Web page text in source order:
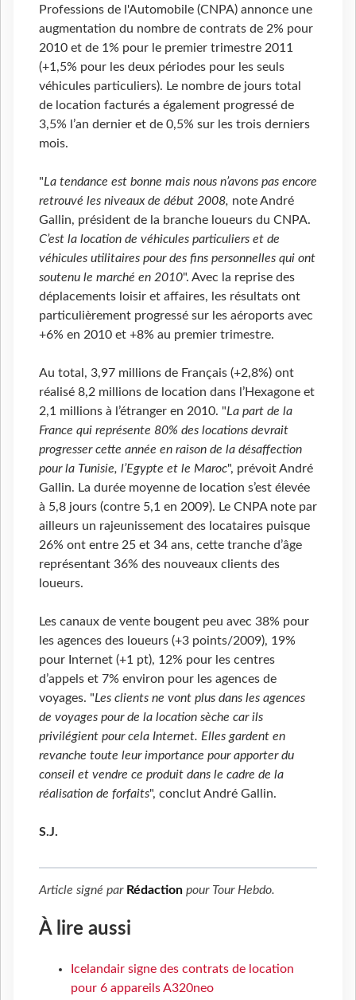
Professions de l'Automobile (CNPA) annonce une
augmentation du nombre de contrats de 2% pour
2010 et de 1% pour le premier trimestre 2011
(+1,5% pour les deux périodes pour les seuls
véhicules particuliers). Le nombre de jours total
de location facturés a également progressé de
3,5% l’an dernier et de 0,5% sur les trois derniers
mois.
"La tendance est bonne mais nous n’avons pas encore
retrouvé les niveaux de début 2008, note André
Gallin, président de la branche loueurs du CNPA.
C’est la location de véhicules particuliers et de
véhicules utilitaires pour des fins personnelles qui ont
soutenu le marché en 2010". Avec la reprise des
déplacements loisir et affaires, les résultats ont
particulièrement progressé sur les aéroports avec
+6% en 2010 et +8% au premier trimestre.
Au total, 3,97 millions de Français (+2,8%) ont
réalisé 8,2 millions de location dans l’Hexagone et
2,1 millions à l’étranger en 2010. "La part de la
France qui représente 80% des locations devrait
progresser cette année en raison de la désaffection
pour la Tunisie, l’Egypte et le Maroc", prévoit André
Gallin. La durée moyenne de location s’est élevée
à 5,8 jours (contre 5,1 en 2009). Le CNPA note par
ailleurs un rajeunissement des locataires puisque
26% ont entre 25 et 34 ans, cette tranche d’âge
représentant 36% des nouveaux clients des
loueurs.
Les canaux de vente bougent peu avec 38% pour
les agences des loueurs (+3 points/2009), 19%
pour Internet (+1 pt), 12% pour les centres
d’appels et 7% environ pour les agences de
voyages. "Les clients ne vont plus dans les agences
de voyages pour de la location sèche car ils
privilégient pour cela Internet. Elles gardent en
revanche toute leur importance pour apporter du
conseil et vendre ce produit dans le cadre de la
réalisation de forfaits", conclut André Gallin.
S.J.
Article signé par Rédaction pour Tour Hebdo.
À lire aussi
Icelandair signe des contrats de location
pour 6 appareils A320neo